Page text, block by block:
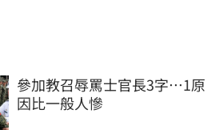
參加教召辱罵士官長3字…1原
因比一般人慘